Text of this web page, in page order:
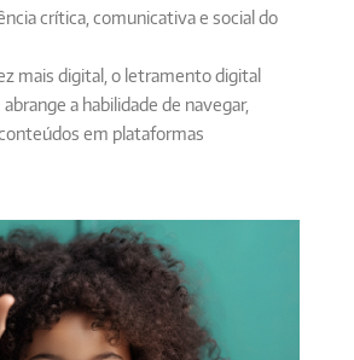
crítica, comunicativa e social do
mais digital, o letramento digital
a habilidade de navegar,
em plataformas